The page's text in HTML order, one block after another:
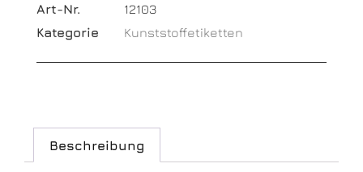
Art-Nr.
12103
Kategorie
Kunststoffetiketten
Beschreibung